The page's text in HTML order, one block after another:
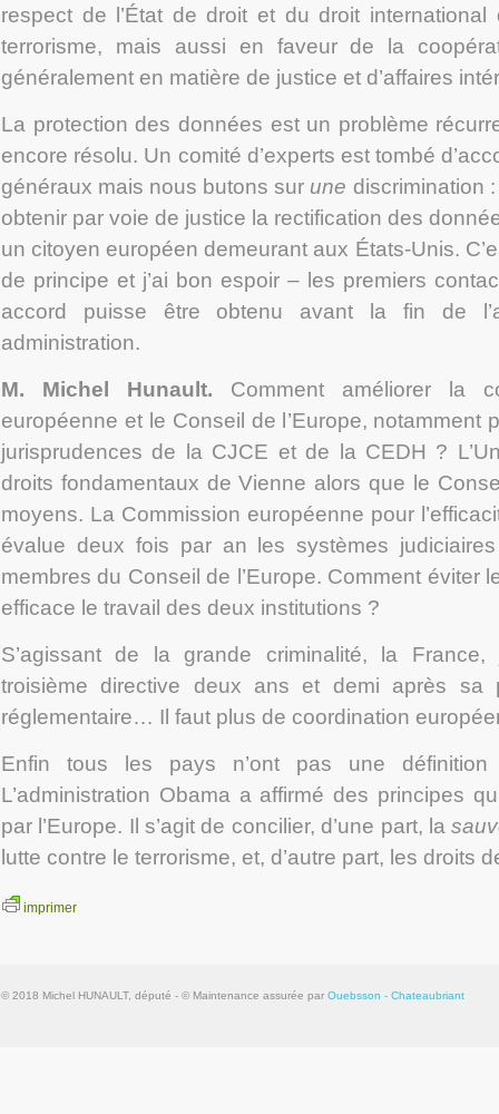
respect de l’État de droit et du droit
terrorisme, mais aussi en faveur de la
généralement en matière de justice et d’affaires
La protection des données est un problème
encore résolu. Un comité d’experts est tombé
généraux mais nous butons sur une discrimination
obtenir par voie de justice la rectification des
un citoyen européen demeurant aux États-Unis.
de principe et j’ai bon espoir – les premiers
accord puisse être obtenu avant la fin de
administration.
M. Michel Hunault. Comment améliorer la
européenne et le Conseil de l’Europe, notamment
jurisprudences de la CJCE et de la CEDH ?
droits fondamentaux de Vienne alors que le
moyens. La Commission européenne pour
évalue deux fois par an les systèmes
membres du Conseil de l’Europe. Comment éviter
efficace le travail des deux institutions ?
S’agissant de la grande criminalité, la
troisième directive deux ans et demi après sa
réglementaire… Il faut plus de coordination
Enfin tous les pays n’ont pas une définition
L’administration Obama a affirmé des principes
par l’Europe. Il s’agit de concilier, d’une part, la
lutte contre le terrorisme, et, d’autre part, les droits
imprimer
© 2018 Michel HUNAULT, député - © Maintenance assurée par Ouebsson - Chateaubriant